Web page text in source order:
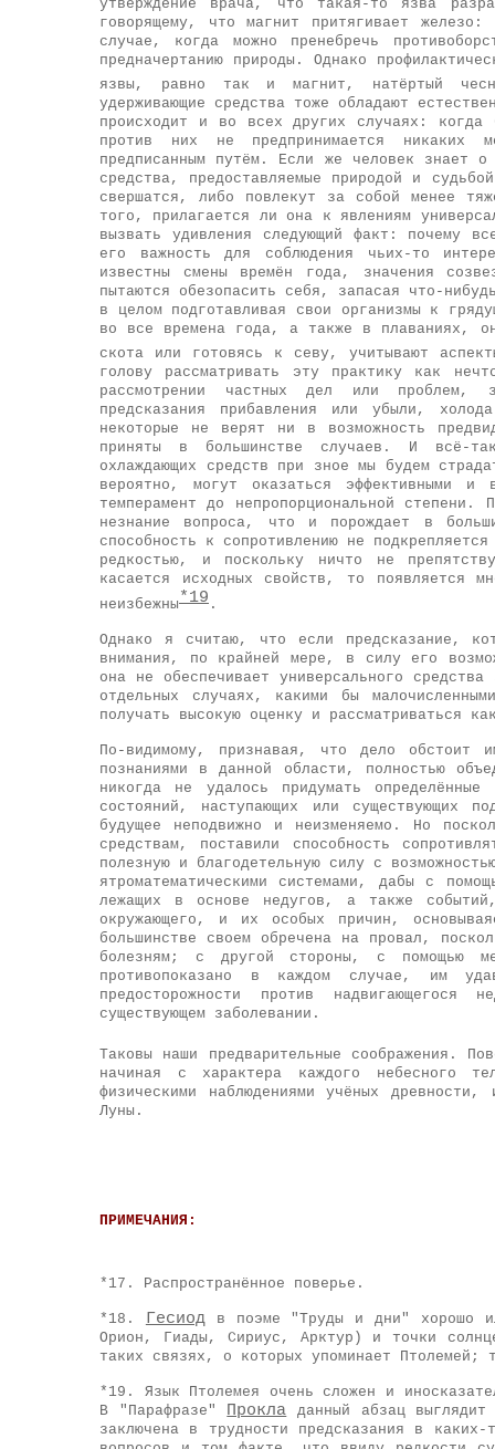
утверждение врача, что такая-то язва
говорящему, что магнит притягивает
случае, когда можно пренебречь
предначертанию природы. Однако
язвы, равно так и магнит, натёртый
удерживающие средства тоже обладают
происходит и во всех других случаях:
против них не предпринимается никаких
предписанным путём. Если же человек знает
средства, предоставляемые природой и
свершатся, либо повлекут за собой менее
того, прилагается ли она к явлениям
вызвать удивления следующий факт: почему
его важность для соблюдения чьих-то
известны смены времён года, значения
пытаются обезопасить себя, запасая что-
в целом подготавливая свои организмы к
во все времена года, а также в плаваниях,
скота или готовясь к севу, учитывают
голову рассматривать эту практику как
рассмотрении частных дел или проблем,
предсказания прибавления или убыли,
некоторые не верят ни в возможность
приняты в большинстве случаев. И всё-
охлаждающих средств при зное мы будем
вероятно, могут оказаться эффективными
темперамент до непропорциональной
незнание вопроса, что и порождает в
способность к сопротивлению не
редкостью, и поскольку ничто не
касается исходных свойств, то появляется
неизбежны *19 .
Однако я считаю, что если предсказание,
внимания, по крайней мере, в силу его
она не обеспечивает универсального
отдельных случаях, какими бы
получать высокую оценку и рассматриваться
По-видимому, признавая, что дело обстоит
познаниями в данной области, полностью
никогда не удалось придумать
состояний, наступающих или существующих
будущее неподвижно и неизменяемо. Но
средствам, поставили способность
полезную и благодетельную силу с
ятроматематическими системами, дабы с
лежащих в основе недугов, а также
окружающего, и их особых причин,
большинстве своем обречена на провал,
болезням; с другой стороны, с помощью
противопоказано в каждом случае, им
предосторожности против
существующем заболевании.
Таковы наши предварительные соображения.
начиная с характера каждого небесного
физическими наблюдениями учёных
Луны.
ПРИМЕЧАНИЯ:
*17. Распространённое поверье.
*18. Гесиодв поэме "Труды и дни" хорошо
Орион, Гиады, Сириус, Арктур) и точки
таких связях, о которых упоминает Птолемей;
* 19. Язык Птолемея очень сложен и
В "Парафразе" Прокла данный абзац
заключена в трудности предсказания в